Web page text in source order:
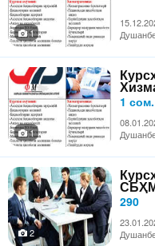
1
1 сом.
1
290
2